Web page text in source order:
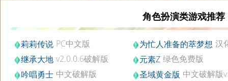
角色扮演类游戏推荐
莉莉传说 PC中文版 为忙人准备的萃梦想 汉
继承大地 v2.0.0.6破解版 元素Z 绿色免费版
吟唱勇士 中文破解版
圣域黄金版 中文破解版